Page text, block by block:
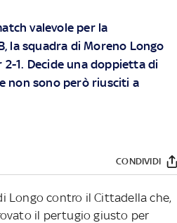
valevole per la
la squadra di Moreno Longo
1. Decide una doppietta di
non sono però riusciti a
CONDIVIDI
Longo contro il Cittadella che,
il pertugio giusto per